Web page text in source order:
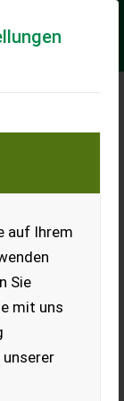
auf Ihrem
Sie
mit uns
unserer
–
Texas
cm
Texas
cm, mit oder